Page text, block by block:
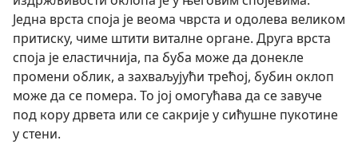
Једна врста споја је веома чврста и одолева великом
притиску, чиме штити виталне органе. Друга врста
споја је еластичнија, па буба може да донекле
промени облик, а захваљујући трећој, бубин оклоп
може да се помера. То јој омогућава да се завуче
под кору дрвета или се сакрије у сићушне пукотине
у стени.